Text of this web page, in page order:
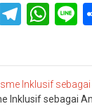
Inklusif sebagai